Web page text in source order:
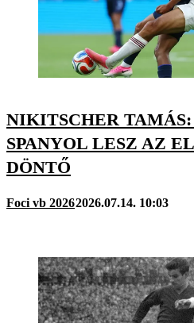
NIKITSCHER
SPANYOL LESZ AZ
DÖNTŐ
Foci vb 20262026.07.14. 10:03